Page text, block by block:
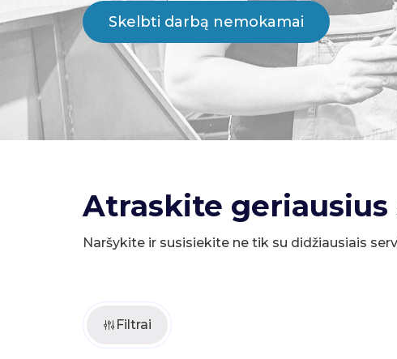
Skelbti darbą nemokamai
Atraskite
Naršykite ir susisiekite ne tik su didžiausiais
Filtrai